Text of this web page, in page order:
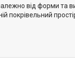
від форми та
покрівельний